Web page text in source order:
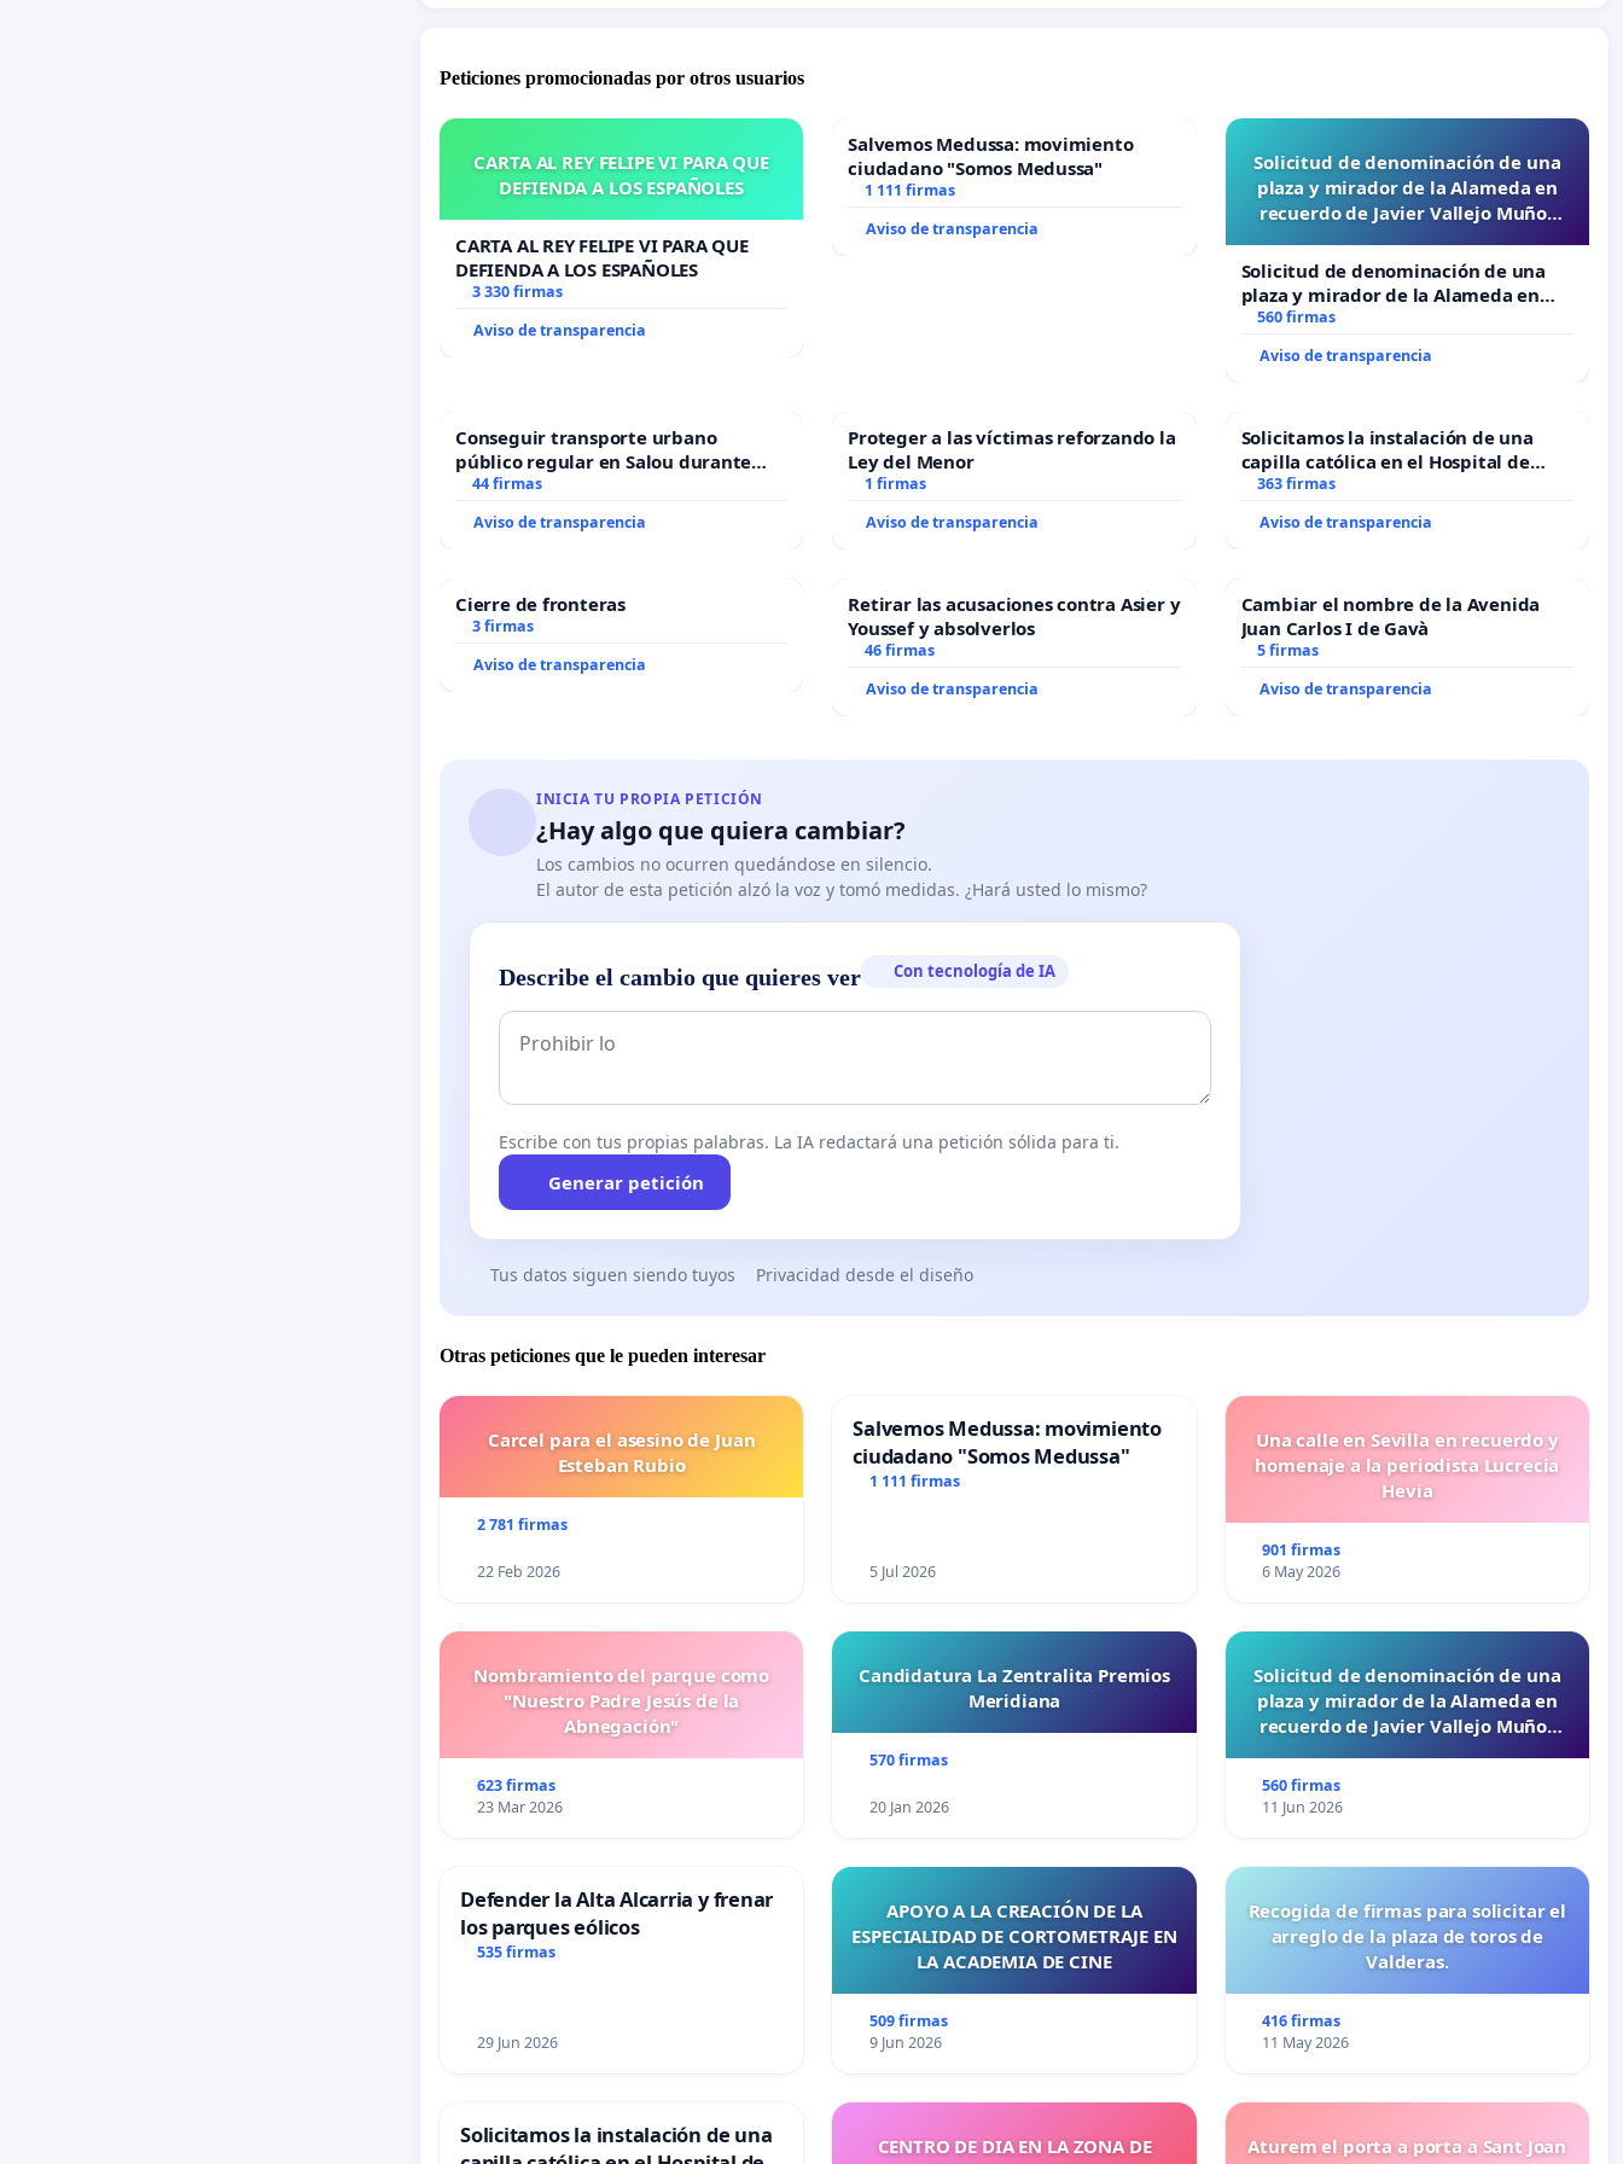
Peticiones promocionadas por otros usuarios
CARTA AL REY FELIPE VI PARA QUE
DEFIENDA A LOS ESPAÑOLES
CARTA AL REY FELIPE VI PARA QUE
DEFIENDA A LOS ESPAÑOLES
3 330 firmas
Aviso de transparencia
Salvemos Medussa: movimiento
ciudadano "Somos Medussa"
1 111 firmas
Aviso de transparencia
Solicitud de denominación de una
plaza y mirador de la Alameda en
recuerdo de Javier Vallejo Muñoz
Solicitud de denominación de una
plaza y mirador de la Alameda en
recuerdo de Javier Vallejo Muñoz
560 firmas
Aviso de transparencia
Conseguir transporte urbano
público regular en Salou durante
todo el año
44 firmas
Aviso de transparencia
Proteger a las víctimas reforzando la
Ley del Menor
1 firmas
Aviso de transparencia
Solicitamos la instalación de una
capilla católica en el Hospital de
Alcañiz
363 firmas
Aviso de transparencia
Cierre de fronteras
3 firmas
Aviso de transparencia
Retirar las acusaciones contra Asier y
Youssef y absolverlos
46 firmas
Aviso de transparencia
Cambiar el nombre de la Avenida
Juan Carlos I de Gavà
5 firmas
Aviso de transparencia
INICIA TU PROPIA PETICIÓN
¿Hay algo que quiera cambiar?
Los cambios no ocurren quedándose en silencio.
El autor de esta petición alzó la voz y tomó medidas. ¿Hará usted lo mismo?
Describe el cambio que quieres ver Con tecnología de IA
Escribe con tus propias palabras. La IA redactará una petición sólida para ti.
Generar petición
Tus datos siguen siendo tuyos Privacidad desde el diseño
Otras peticiones que le pueden interesar
Carcel para el asesino de Juan
Esteban Rubio
2 781 firmas
22 Feb 2026
Salvemos Medussa: movimiento
ciudadano "Somos Medussa"
1 111 firmas
5 Jul 2026
Una calle en Sevilla en recuerdo y
homenaje a la periodista Lucrecia
Hevia
901 firmas
6 May 2026
Nombramiento del parque como
"Nuestro Padre Jesús de la
Abnegación"
623 firmas
23 Mar 2026
Candidatura La Zentralita Premios
Meridiana
570 firmas
20 Jan 2026
Solicitud de denominación de una
plaza y mirador de la Alameda en
recuerdo de Javier Vallejo Muñoz
560 firmas
11 Jun 2026
Defender la Alta Alcarria y frenar
los parques eólicos
535 firmas
29 Jun 2026
APOYO A LA CREACIÓN DE LA
ESPECIALIDAD DE CORTOMETRAJE EN
LA ACADEMIA DE CINE
509 firmas
9 Jun 2026
Recogida de firmas para solicitar el
arreglo de la plaza de toros de
Valderas.
416 firmas
11 May 2026
Solicitamos la instalación de una
CENTRO DE DIA EN LA ZONA DE
Aturem el porta a porta a Sant Joan